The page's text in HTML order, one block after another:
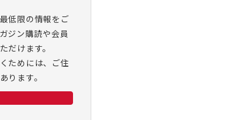
低限の情報をご
ジン購読や会員
だけます。
ためには、ご住
ります。